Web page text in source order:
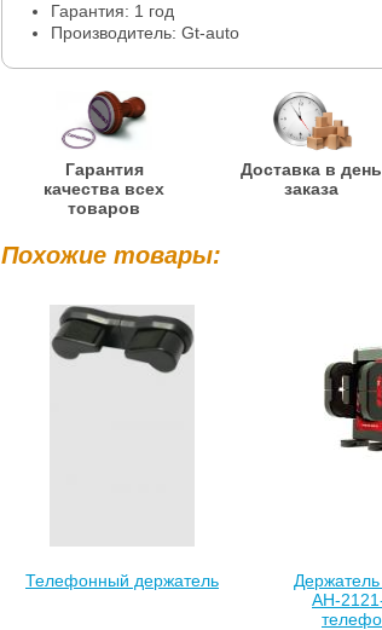
Гарантия: 1 год
Производитель: Gt-auto
Гарантия
качества всех
товаров
Доставка в день
заказа
Похожие товары:
Телефонный держатель
Держатель
АН-